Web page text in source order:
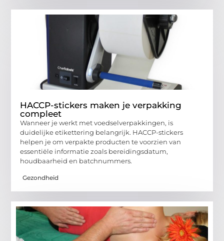
HACCP-stickers maken je verpakking
compleet
Wanneer je werkt met voedselverpakkingen, is
duidelijke etikettering belangrijk. HACCP-stickers
helpen je om verpakte producten te voorzien van
essentiële informatie zoals bereidingsdatum,
houdbaarheid en batchnummers.
Gezondheid